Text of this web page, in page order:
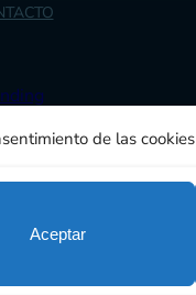
de las cookies
Aceptar
de éxito